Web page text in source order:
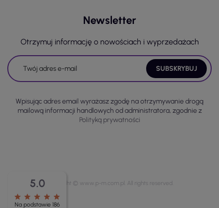
Newsletter
Otrzymuj informację o nowościach i wyprzedażach
Wpisując adres email wyrażasz zgodę na otrzymywanie drogą
mailową informacji handlowych od administratora, zgodnie z
Polityką prywatności
5.0
star star star star star
Na podstawie 186
Copyright © www.p-m.com.pl. All rights reserved.